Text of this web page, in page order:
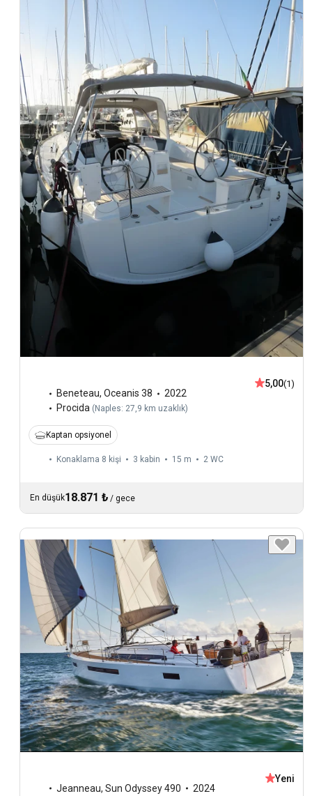
Beneteau, Oceanis 38
2022
Procida ( Naples: 27,9 km uzaklık)
5,00(1)
Kaptan opsiyonel
Konaklama 8 kişi 3 kabin 15 m 2 WC
En düşük18.871 ₺ / gece
Jeanneau, Sun Odyssey 490 2024
Yeni